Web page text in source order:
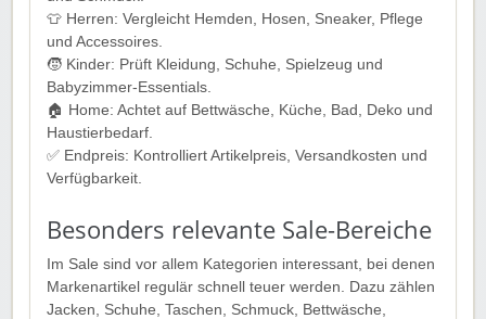
👕 Herren: Vergleicht Hemden, Hosen, Sneaker, Pflege
und Accessoires.
🧒 Kinder: Prüft Kleidung, Schuhe, Spielzeug und
Babyzimmer-Essentials.
🏠 Home: Achtet auf Bettwäsche, Küche, Bad, Deko und
Haustierbedarf.
✅ Endpreis: Kontrolliert Artikelpreis, Versandkosten und
Verfügbarkeit.
Besonders relevante Sale-Bereiche
Im Sale sind vor allem Kategorien interessant, bei denen
Markenartikel regulär schnell teuer werden. Dazu zählen
Jacken, Schuhe, Taschen, Schmuck, Bettwäsche,